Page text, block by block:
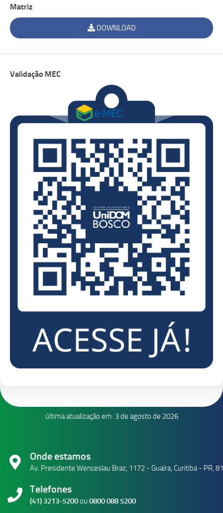
Matriz
DOWNLOAD
Validação MEC
última atualização em: 3 de agosto de 2026
Onde estamos
Av. Presidente Wenceslau Braz, 1172 - Guaíra, Curitiba - PR,
Telefones
(41) 3213-5200ou 0800 088 5200